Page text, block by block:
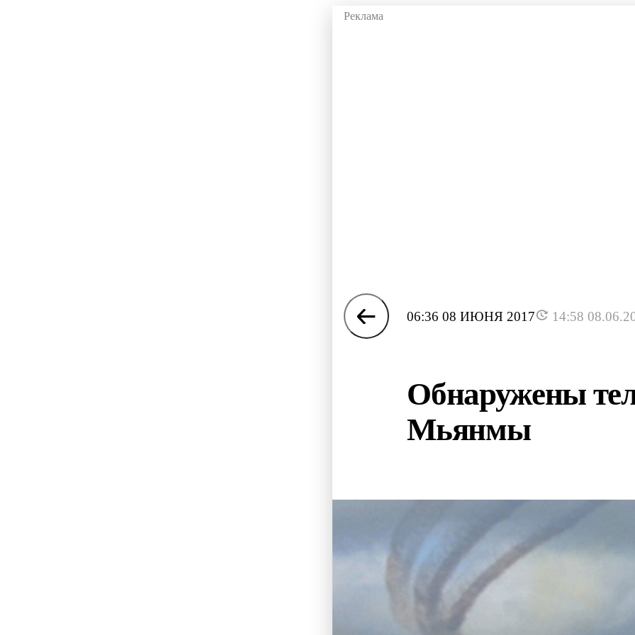
06:36 08 ИЮНЯ 2017 14:58
Обнаружены
Мьянмы